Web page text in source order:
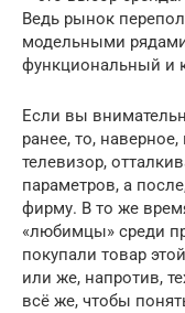
Ведь рынок
модельными
функциональный и
Если вы
ранее, то,
телевизор,
параметров, а
фирму. В то же
«любимцы» среди
покупали товар
или же, напротив,
всё же, чтобы